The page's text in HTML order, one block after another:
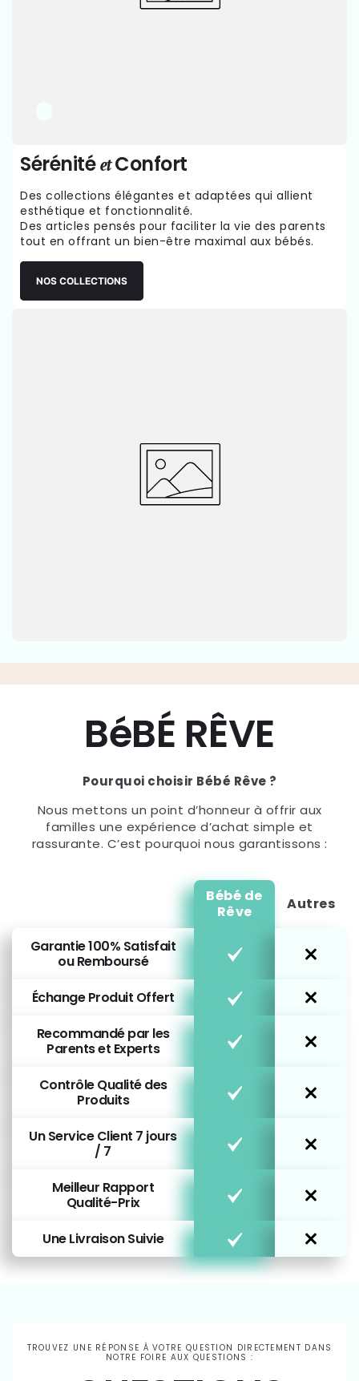
SérénitéetConfort
Des collections élégantes et adaptées qui allient
esthétique et fonctionnalité.
Des articles pensés pour faciliter la vie des parents
tout en offrant un bien-être maximal aux bébés.
NOS COLLECTIONS
BéBÉ RÊVE
Pourquoi choisir Bébé Rêve ?
Nous mettons un point d’honneur à offrir aux
familles une expérience d’achat simple et
rassurante. C’est pourquoi nous garantissons :
Bébé de
Rêve
Autres
Garantie 100% Satisfait
ou Remboursé
Échange Produit Offert
Recommandé par les
Parents et Experts
Contrôle Qualité des
Produits
Un Service Client 7 jours
/ 7
Meilleur Rapport
Qualité-Prix
Une Livraison Suivie
TROUVEZ UNE RÉPONSE À VOTRE QUESTION DIRECTEMENT DANS
NOTRE FOIRE AUX QUESTIONS :